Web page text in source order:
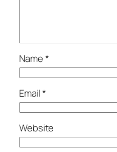
Name*
Email*
Website